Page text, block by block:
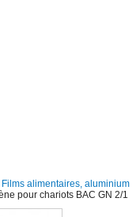
Films alimentaires, aluminium
pour chariots BAC GN 2/1